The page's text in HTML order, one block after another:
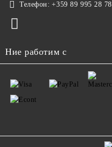
Телефон: +359 89 995 28 78
Ние работим с